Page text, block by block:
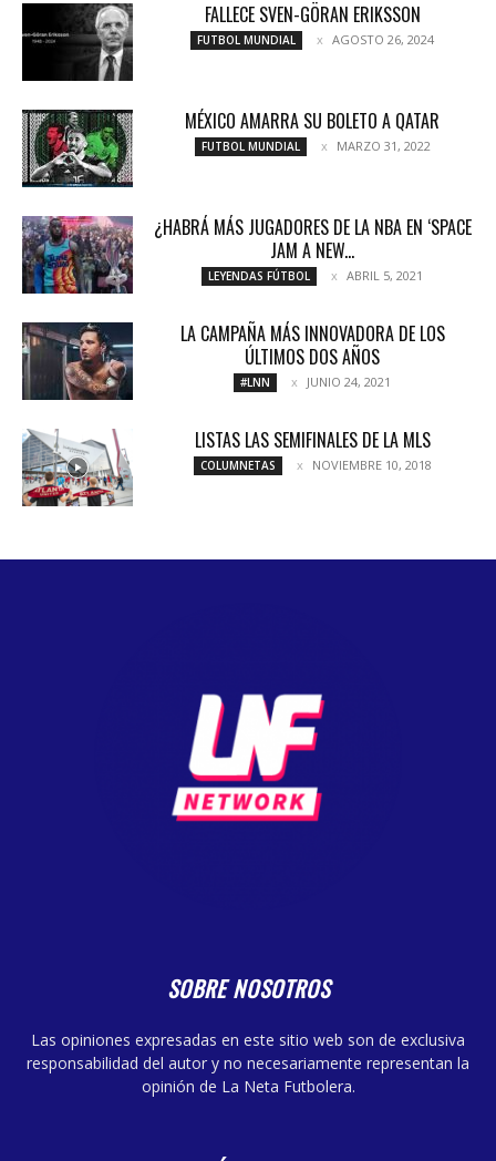
FALLECE SVEN-GÖRAN ERIKSSON
FUTBOL MUNDIAL AGOSTO 26, 2024
MÉXICO AMARRA SU BOLETO A QATAR
FUTBOL MUNDIAL MARZO 31, 2022
¿HABRÁ MÁS JUGADORES DE LA NBA EN ‘SPACE
JAM A NEW...
LEYENDAS FÚTBOL ABRIL 5, 2021
LA CAMPAÑA MÁS INNOVADORA DE LOS
ÚLTIMOS DOS AÑOS
#LNN JUNIO 24, 2021
LISTAS LAS SEMIFINALES DE LA MLS
COLUMNETAS NOVIEMBRE 10, 2018
SOBRE NOSOTROS
Las opiniones expresadas en este sitio web son de exclusiva
responsabilidad del autor y no necesariamente representan la
opinión de La Neta Futbolera.